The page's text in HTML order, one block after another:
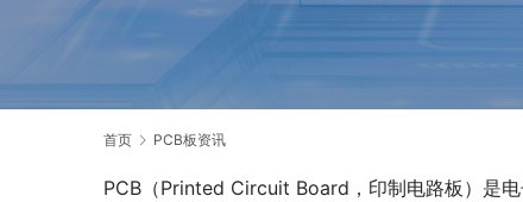
首页 PCB板资讯
PCB（Printed Circuit Board，印制电路板）是